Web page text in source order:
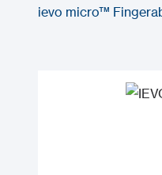
ievo micro™